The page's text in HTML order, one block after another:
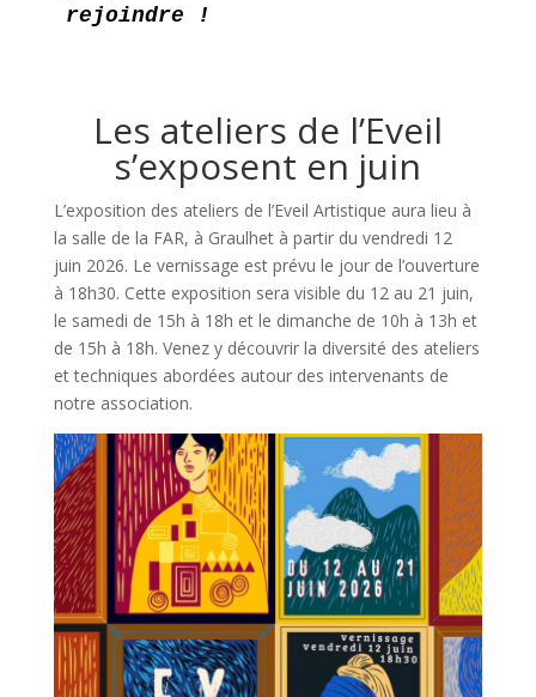
rejoindre !
Les ateliers de l’Eveil
s’exposent en juin
L’exposition des ateliers de l’Eveil Artistique aura lieu à
la salle de la FAR, à Graulhet à partir du vendredi 12
juin 2026. Le vernissage est prévu le jour de l’ouverture
à 18h30. Cette exposition sera visible du 12 au 21 juin,
le samedi de 15h à 18h et le dimanche de 10h à 13h et
de 15h à 18h. Venez y découvrir la diversité des ateliers
et techniques abordées autour des intervenants de
notre association.